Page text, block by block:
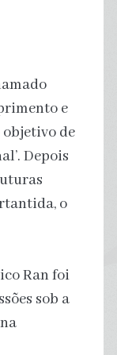
e
de
Depois
o
Ran foi
sob a